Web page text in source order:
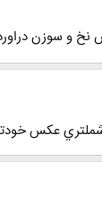
و سوزن
عكس